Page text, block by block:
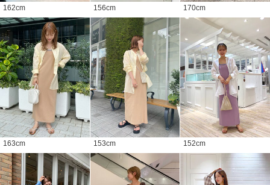
162cm 156cm 170cm
163cm 153cm 152cm